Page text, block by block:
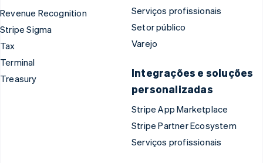
Revenue Recognition
Stripe Sigma
Tax
Terminal
Treasury
Serviços profissionais
Setor público
Varejo
Integrações e soluções
personalizadas
Stripe App Marketplace
Stripe Partner Ecosystem
Serviços profissionais